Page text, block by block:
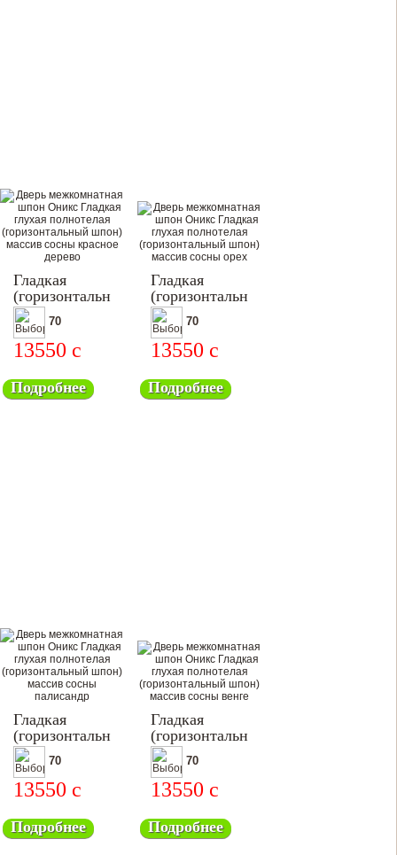
Гладкая
(горизонтальный
шпон)
70
13550 c
Подробнее
Гладкая
(горизонтальный
шпон)
70
13550 c
Подробнее
Гладкая
(горизонтальный
шпон)
70
13550 c
Подробнее
Гладкая
(горизонтальный
шпон)
70
13550 c
Подробнее